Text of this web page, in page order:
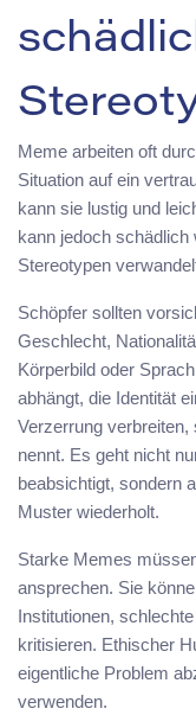
Meme arbeiten oft
Situation auf ein
kann sie lustig und
kann jedoch
Stereotypen
Schöpfer sollten
Geschlecht,
Körperbild oder
abhängt, die Identität
Verzerrung
nennt. Es geht nicht
beabsichtigt, sondern
Muster wiederholt.
Starke Memes
ansprechen. Sie
Institutionen,
kritisieren. Ethischer
eigentliche Problem
verwenden.